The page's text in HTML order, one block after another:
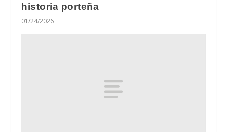
historia porteña
01/24/2026